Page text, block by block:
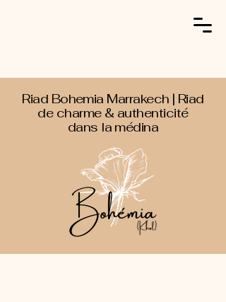
Riad Bohemia Marrakech | Riad
de charme & authenticité
dans la médina